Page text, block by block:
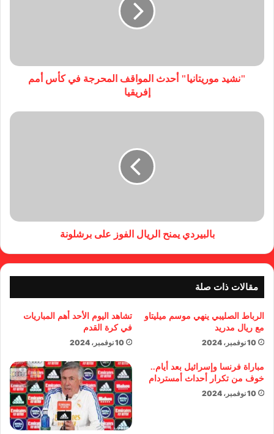
"نشيد موريتانيا" أحدث المواقف المحرجة في كأس أمم
إفريقيا
بالبيردي يمنح الريال الفوز على برشلونة
مقالات ذات صلة
الرباط الصليبي ينهي موسم ميليتاو
مع ريال مدريد
10 نوفمبر، 2024
تشاهد اليوم الأحد أهم المباريات
في كرة القدم
10 نوفمبر، 2024
مباراة فرنسا وإسرائيل بعد أيام..
خوف من تكرار أحداث أمستردام
10 نوفمبر، 2024